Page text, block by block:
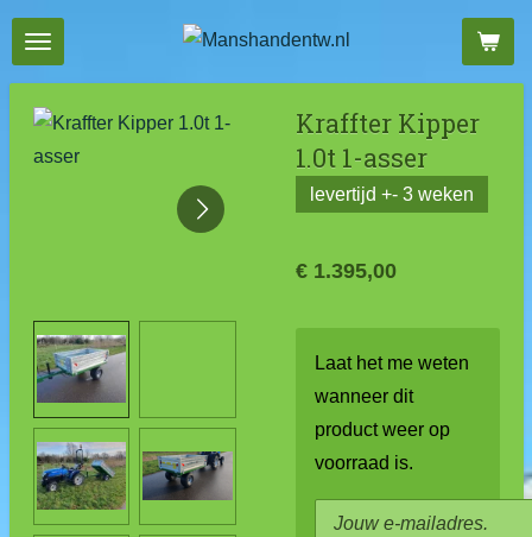
Ga
direct
hoofdinhoud
Kraffter Kipper
1.0t 1-asser
levertijd +- 3 weken
€ 1.395,00
Laat het me weten
wanneer dit
product weer op
voorraad is.